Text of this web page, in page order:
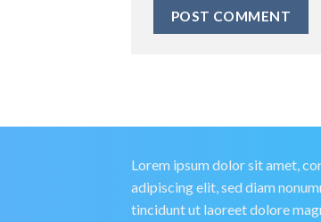
Lorem ipsum dolor sit amet,
adipiscing elit, sed diam
tincidunt ut laoreet dolore